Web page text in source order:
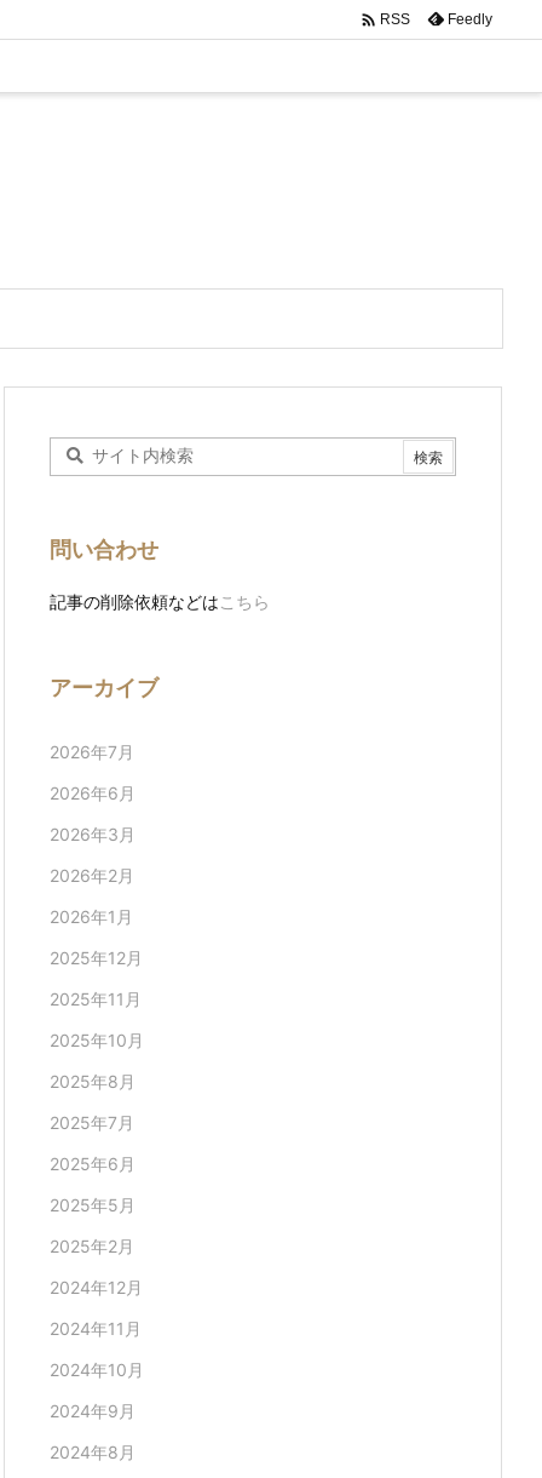
 RSS Feedly
問い合わせ
記事の削除依頼などは こちら
アーカイブ
2026年7月
2026年6月
2026年3月
2026年2月
2026年1月
2025年12月
2025年11月
2025年10月
2025年8月
2025年7月
2025年6月
2025年5月
2025年2月
2024年12月
2024年11月
2024年10月
2024年9月
2024年8月